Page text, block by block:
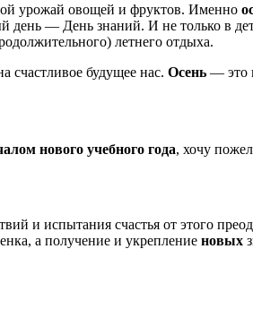
урожай овощей и фруктов. Именно
день — День знаний. И не только в
летнего отдыха.
счастливое будущее нас. Осень — это
нового учебного года, хочу
и испытания счастья от этого
а получение и укрепление новых